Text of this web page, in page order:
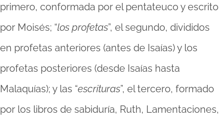
primero, conformada por el pentateuco y escrito
por Moisés; “los profetas”, el segundo, divididos
en profetas anteriores (antes de Isaías) y los
profetas posteriores (desde Isaías hasta
Malaquías); y las “escrituras”, el tercero, formado
por los libros de sabiduría, Ruth, Lamentaciones,